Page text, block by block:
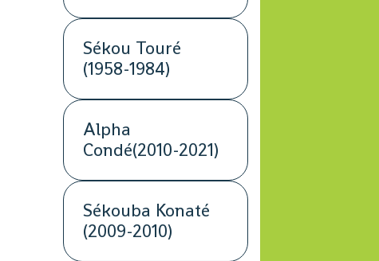
Sékou Touré
(1958-1984)
Alpha
Condé(2010-2021)
Sékouba Konaté
(2009-2010)